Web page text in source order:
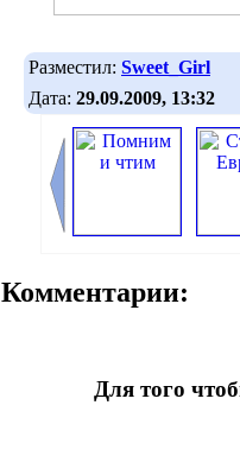
Разместил: Sweet_Girl
Дата: 29.09.2009, 13:32
Комментарии:
Для того